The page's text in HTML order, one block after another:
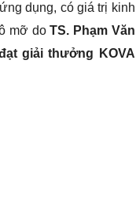
dụng, có giá trị kinh
mỡ doTS. Phạm Văn
giải thưởng KOVA